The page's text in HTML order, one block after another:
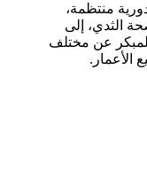
منتظمة،
الثدي، إلى
عن مختلف